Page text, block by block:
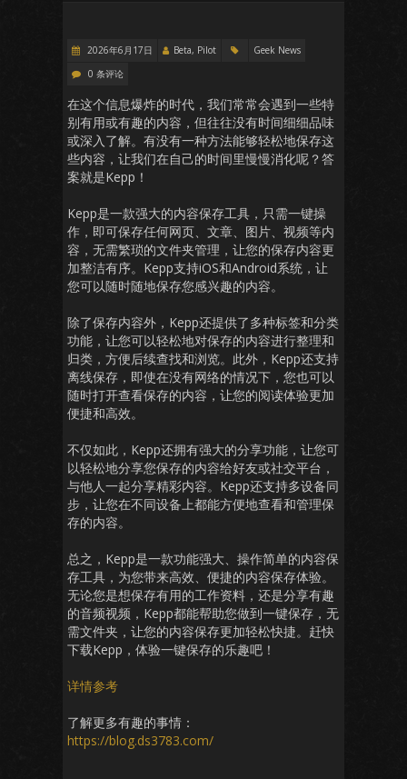
2026年6月17日 Beta, Pilot
Geek News
0 条评论
在这个信息爆炸的时代，我们常常会遇到一些特
别有用或有趣的内容，但往往没有时间细细品味
或深入了解。有没有一种方法能够轻松地保存这
些内容，让我们在自己的时间里慢慢消化呢？答
案就是Kepp！
Kepp是一款强大的内容保存工具，只需一键操
作，即可保存任何网页、文章、图片、视频等内
容，无需繁琐的文件夹管理，让您的保存内容更
加整洁有序。Kepp支持iOS和Android系统，让
您可以随时随地保存您感兴趣的内容。
除了保存内容外，Kepp还提供了多种标签和分类
功能，让您可以轻松地对保存的内容进行整理和
归类，方便后续查找和浏览。此外，Kepp还支持
离线保存，即使在没有网络的情况下，您也可以
随时打开查看保存的内容，让您的阅读体验更加
便捷和高效。
不仅如此，Kepp还拥有强大的分享功能，让您可
以轻松地分享您保存的内容给好友或社交平台，
与他人一起分享精彩内容。Kepp还支持多设备同
步，让您在不同设备上都能方便地查看和管理保
存的内容。
总之，Kepp是一款功能强大、操作简单的内容保
存工具，为您带来高效、便捷的内容保存体验。
无论您是想保存有用的工作资料，还是分享有趣
的音频视频，Kepp都能帮助您做到一键保存，无
需文件夹，让您的内容保存更加轻松快捷。赶快
下载Kepp，体验一键保存的乐趣吧！
详情参考
了解更多有趣的事情：
https://blog.ds3783.com/